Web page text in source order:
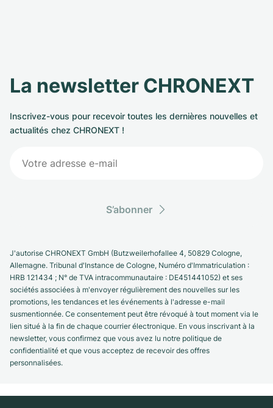
La newsletter CHRONEXT
Inscrivez-vous pour recevoir toutes les dernières nouvelles et
actualités chez CHRONEXT !
S’abonner
J'autorise CHRONEXT GmbH (Butzweilerhofallee 4, 50829 Cologne,
Allemagne. Tribunal d'Instance de Cologne, Numéro d'Immatriculation :
HRB 121434 ; N° de TVA intracommunautaire : DE451441052) et ses
sociétés associées à m'envoyer régulièrement des nouvelles sur les
promotions, les tendances et les événements à l'adresse e-mail
susmentionnée. Ce consentement peut être révoqué à tout moment via le
lien situé à la fin de chaque courrier électronique. En vous inscrivant à la
newsletter, vous confirmez que vous avez lu notre politique de
confidentialité et que vous acceptez de recevoir des offres
personnalisées.